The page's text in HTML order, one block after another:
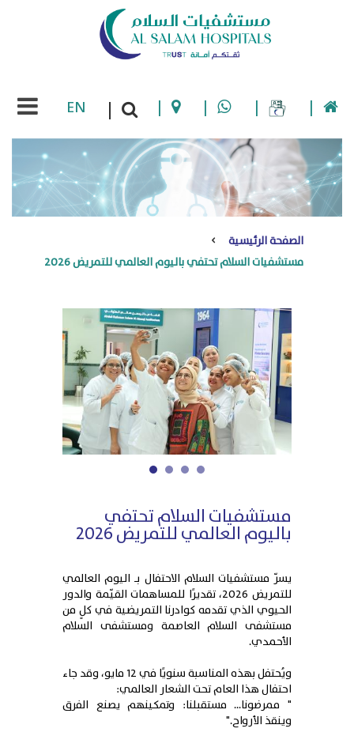
|
|
|
|
|
EN
الصفحة الرئيسية
مستشفيات السلام تحتفي باليوم العالمي للتمريض 2026
1 2 3 4
مستشفيات السلام تحتفي
باليوم العالمي للتمريض 2026
يسرّ مستشفيات السلام الاحتفال بـ اليوم العالمي
للتمريض 2026، تقديرًا للمساهمات القيّمة والدور
الحيوي الذي تقدمه كوادرنا التمريضية في كلٍ من
مستشفى السلام العاصمة ومستشفى السلام
الأحمدي.
ويُحتفل بهذه المناسبة سنويًا في 12 مايو، وقد جاء
احتفال هذا العام تحت الشعار العالمي:
" ممرضونا... مستقبلنا: وتمكينهم يصنع الفرق
وينقذ الأرواح."